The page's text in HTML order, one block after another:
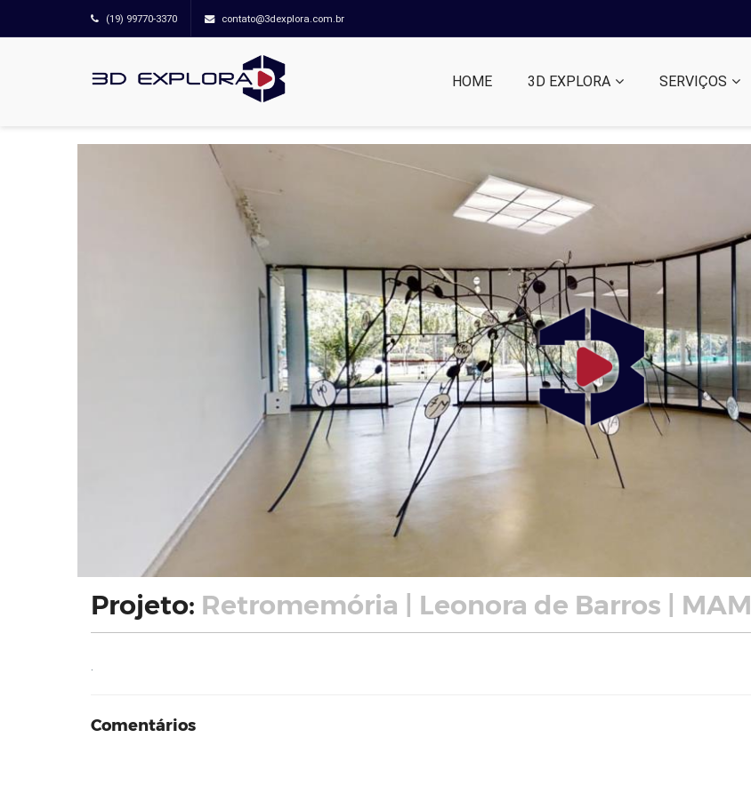
(19) 99770-3370 contato@3dexplora.com.br
HOME 3D EXPLORA SERVIÇOS
Projeto: Retromemória | Leonora de Barros | MAM
Comentários